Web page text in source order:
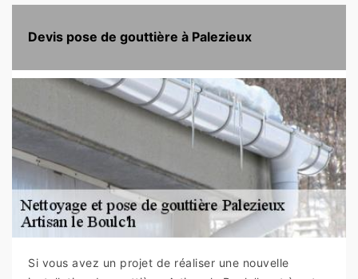
Devis pose de gouttière à Palezieux
Si vous avez un projet de réaliser une nouvelle